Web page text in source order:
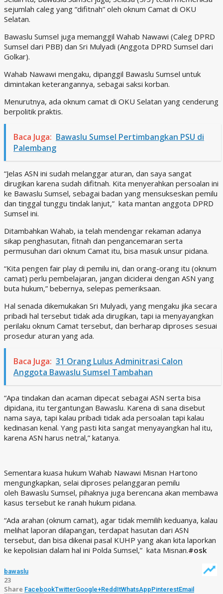
sejumlah caleg yang “difitnah” oleh oknum Camat di OKU
Selatan.
Bawaslu Sumsel juga memanggil Wahab Nawawi (Caleg DPRD
Sumsel dari PBB) dan Sri Mulyadi (Anggota DPRD Sumsel dari
Golkar).
Wahab Nawawi mengaku, dipanggil Bawaslu Sumsel untuk
dimintakan keterangannya, sebagai saksi korban.
Menurutnya, ada oknum camat di OKU Selatan yang cenderung
berpolitik praktis.
Baca Juga: Bawaslu Sumsel Pertimbangkan PSU di
Palembang
“Jelas ASN ini sudah melanggar aturan, dan saya sangat
dirugikan karena sudah difitnah. Kita menyerahkan persoalan ini
ke Bawaslu Sumsel, sebagai badan yang mensukseskan pemilu
dan tinggal tunggu tindak lanjut,” kata mantan anggota DPRD
Sumsel ini.
Ditambahkan Wahab, ia telah mendengar rekaman adanya
sikap penghasutan, fitnah dan pengancemaran serta
permusuhan dari oknum Camat itu, bisa masuk unsur pidana.
“Kita pengen fair play di pemilu ini, dan orang-orang itu (oknum
camat) perlu pembelajaran, jangan diciderai dengan ASN yang
buta hukum,” bebernya, selepas pemeriksaan.
Hal senada dikemukakan Sri Mulyadi, yang mengaku jika secara
pribadi hal tersebut tidak ada dirugikan, tapi ia menyayangkan
perilaku oknum Camat tersebut, dan berharap diproses sesuai
prosedur aturan yang ada.
Baca Juga: 31 Orang Lulus Adminitrasi Calon
Anggota Bawaslu Sumsel Tambahan
“Apa tindakan dan acaman dipecat sebagai ASN serta bisa
dipidana, itu tergantungan Bawaslu. Karena di sana disebut
nama saya, tapi kalau pribadi tidak ada persoalan tapi kalau
kedinasan kenal. Yang pasti kita sangat menyayangkan hal itu,
karena ASN harus netral,” katanya.
Sementara kuasa hukum Wahab Nawawi Misnan Hartono
mengungkapkan, selai diproses pelanggaran pemilu
oleh Bawaslu Sumsel, pihaknya juga berencana akan membawa
kasus tersebut ke ranah hukum pidana.
“Ada arahan (oknum camat), agar tidak memilih keduanya, kalau
melihat laporan dilapangan, terdapat hasutan dari ASN
tersebut, dan bisa dikenai pasal KUHP yang akan kita laporkan
ke kepolisian dalam hal ini Polda Sumsel,” kata Misnan.#osk
bawaslu
23
Share FacebookTwitterGoogle+ReddItWhatsAppPinterestEmail